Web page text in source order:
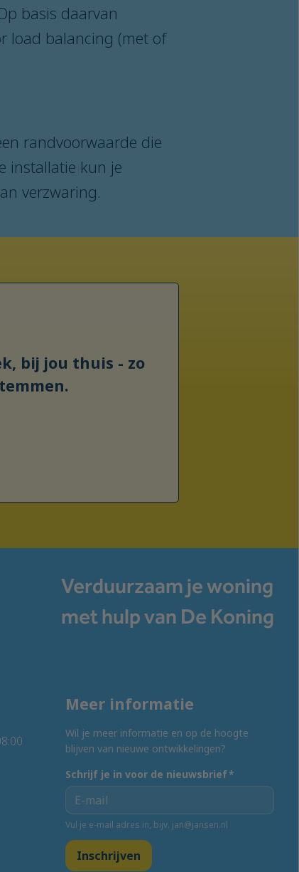
basis daarvan
load balancing (met of
randvoorwaarde die
installatie kun je
verzwaring.
bij jou thuis - zo
Verduurzaam je woning
met hulp van De Koning
Meer informatie
Wil je meer informatie en op de hoogte
blijven van nieuwe ontwikkelingen?
Schrijf je in voor de nieuwsbrief*
Vul je e-mail adres in, bijv. jan@jansen.nl
Inschrijven